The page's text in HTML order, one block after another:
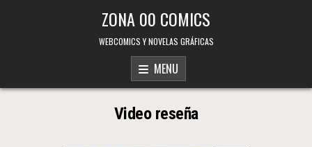
ZONA 00 COMICS
WEBCOMICS Y NOVELAS GRÁFICAS
MENU
Video reseña